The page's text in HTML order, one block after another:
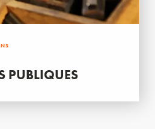
PUBLIQUES